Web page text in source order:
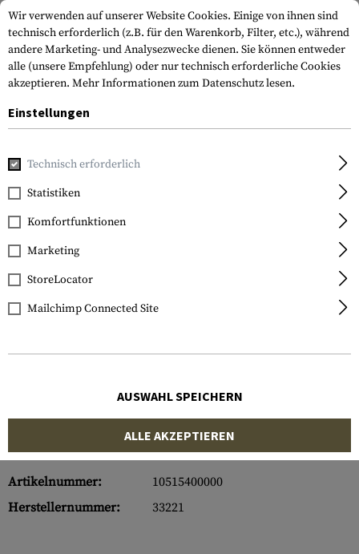
Home Waffenzubehör
Glock
Magazine for Glock 42
6rds
Artikelnummer:
10515400000
Herstellernummer:
33221
Wir verwenden auf unserer Website Cookies. Einige von ihnen sind
technisch erforderlich (z.B. für den Warenkorb, Filter, etc.), während
andere Marketing- und Analysezwecke dienen. Sie können entweder
alle (unsere Empfehlung) oder nur technisch erforderliche Cookies
akzeptieren. Mehr Informationen zum Datenschutz lesen.
Einstellungen
Technisch erforderlich
Statistiken
Komfortfunktionen
Marketing
StoreLocator
Mailchimp Connected Site
AUSWAHL SPEICHERN
ALLE AKZEPTIEREN